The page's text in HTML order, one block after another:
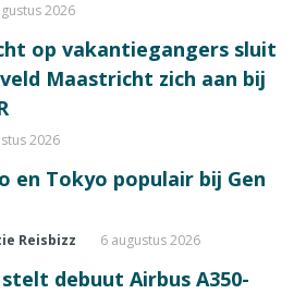
2026
op vakantiegangers sluit
Maastricht zich aan bij
2026
en Tokyo populair bij Gen
Reisbizz 6 augustus 2026
stelt debuut Airbus A350-